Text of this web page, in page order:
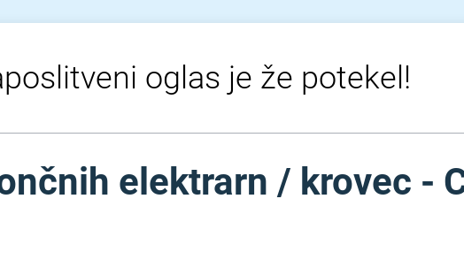
oglas je že potekel!
elektrarn ⁠/⁠ krovec -